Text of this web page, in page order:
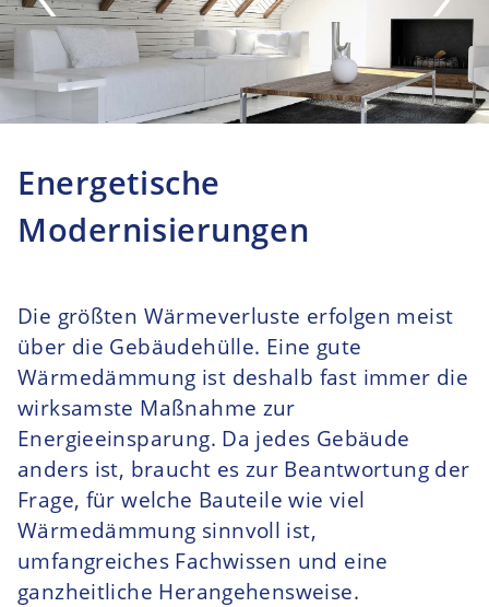
Energetische
Modernisierungen
Die größten Wärmeverluste erfolgen meist
über die Gebäudehülle. Eine gute
Wärmedämmung ist deshalb fast immer die
wirksamste Maßnahme zur
Energieeinsparung. Da jedes Gebäude
anders ist, braucht es zur Beantwortung der
Frage, für welche Bauteile wie viel
Wärmedämmung sinnvoll ist,
umfangreiches Fachwissen und eine
ganzheitliche Herangehensweise.